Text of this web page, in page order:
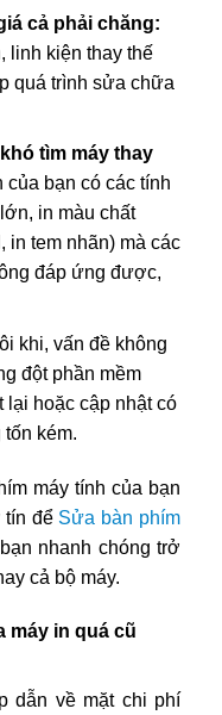
cả phải chăng:
linh kiện thay thế
quá trình sửa chữa
tìm máy thay
của bạn có các tính
in màu chất
in tem nhãn) mà các
đáp ứng được,
khi, vấn đề không
đột phần mềm
lại hoặc cập nhật có
kém.
máy tính của bạn
tín để Sửa bàn phím
nhanh chóng trở
cả bộ máy.
máy in quá cũ
dẫn về mặt chi phí